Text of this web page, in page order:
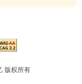
版权所有